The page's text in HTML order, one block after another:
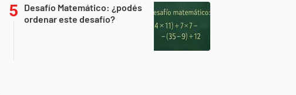
Desafío Matemático: ¿podés
ordenar este desafío?